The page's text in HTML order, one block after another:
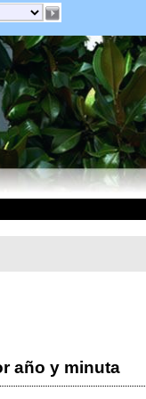
año y minuta